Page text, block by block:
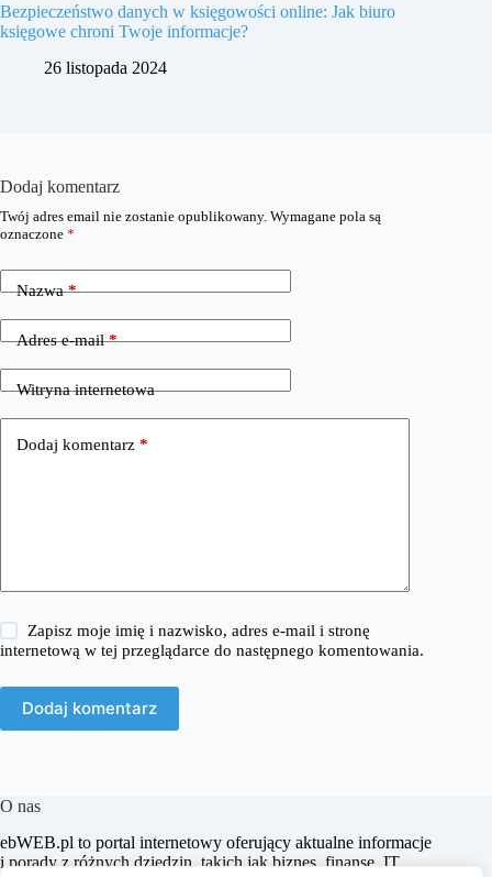
Bezpieczeństwo danych w księgowości online: Jak biuro
księgowe chroni Twoje informacje?
26 listopada 2024
Dodaj komentarz
Twój adres email nie zostanie opublikowany. Wymagane pola są
oznaczone *
Nazwa*
Adres e-mail*
Witryna internetowa
Dodaj komentarz *
Zapisz moje imię i nazwisko, adres e-mail i stronę
internetową w tej przeglądarce do następnego komentowania.
Dodaj komentarz
O nas
​ebWEB.pl to portal internetowy oferujący aktualne informacje
i porady z różnych dziedzin, takich jak biznes, finanse, IT,